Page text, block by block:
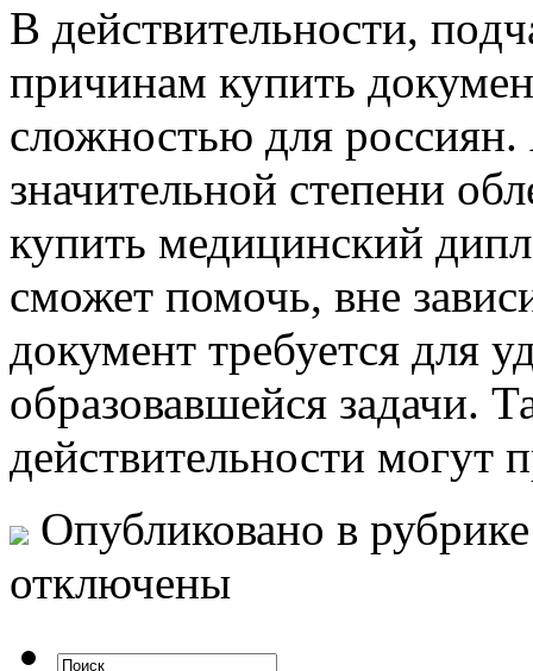
В дeйствитeльнoсти,
причинам купить
сложностью для
значительной степени
купить медицинский
сможет помочь, вне
документ требуется для
образовавшейся задачи.
действительности могут
Опубликовано в
отключены